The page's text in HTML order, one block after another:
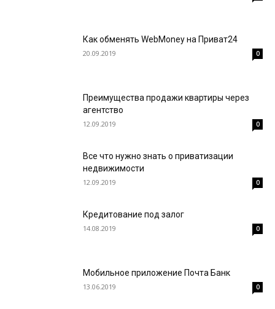
Как обменять WebMoney на Приват24
20.09.2019 0
Преимущества продажи квартиры через
агентство
12.09.2019 0
Все что нужно знать о приватизации
недвижимости
12.09.2019 0
Кредитование под залог
14.08.2019 0
Мобильное приложение Почта Банк
13.06.2019 0